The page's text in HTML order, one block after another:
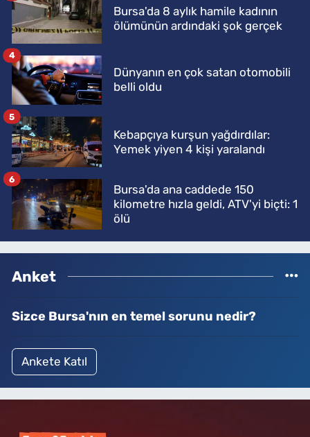
Bursa'da 8 aylık hamile kadının
ölümünün ardındaki şok gerçek
Dünyanın en çok satan otomobili
belli oldu
4
Kebapçıya kurşun yağdırdılar:
Yemek yiyen 4 kişi yaralandı
5
Bursa'da ana caddede 150
kilometre hızla geldi, ATV'yi biçti: 1
ölü
6
Anket
Sizce Bursa'nın en temel sorunu nedir?
Ankete Katıl